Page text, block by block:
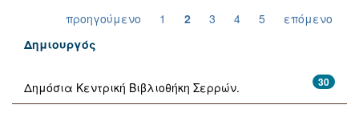
προηγούμενο 1 2 3 4 5 επόμενο
Δημιουργός
30
Δημόσια Κεντρική Βιβλιοθήκη Σερρών.